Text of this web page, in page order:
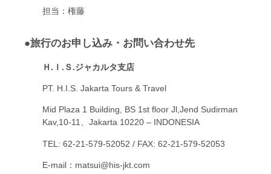
担当：権藤
●旅行のお申し込み・お問い合わせ先
Ｈ .Ｉ.Ｓ.ジャカルタ支店
PT. H.I.S. Jakarta Tours & Travel
Mid Plaza 1 Building, BS 1st floor Jl,Jend Sudirman
Kav,10-11、Jakarta 10220 – INDONESIA
TEL: 62-21-579-52052 / FAX: 62-21-579-52053
E-mail：matsui@his-jkt.com